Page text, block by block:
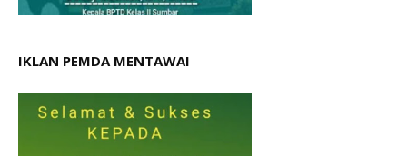
IKLAN PEMDA MENTAWAI